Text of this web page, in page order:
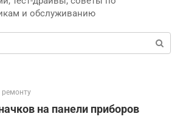
и обслуживанию
ремонту
на панели приборов